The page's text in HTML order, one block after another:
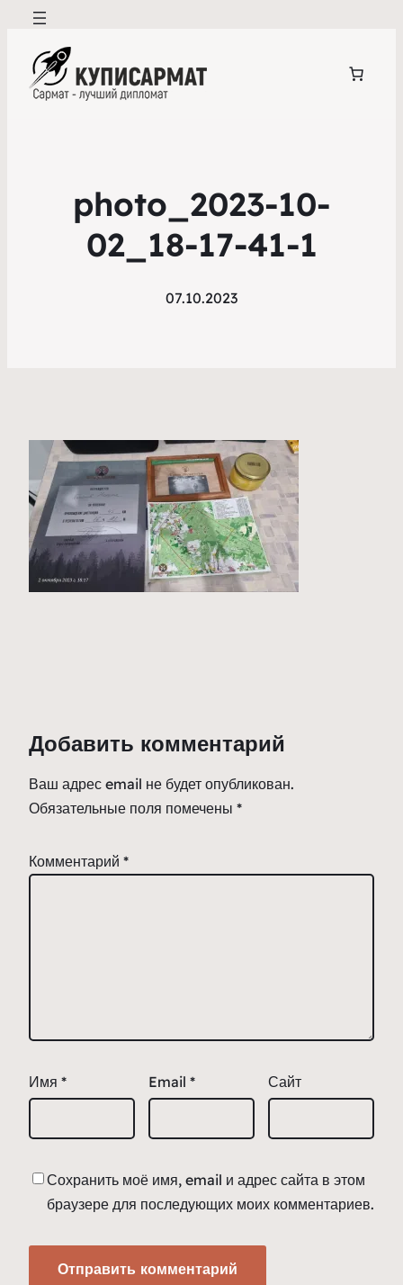
photo_2023-10-
02_18-17-41-1
07.10.2023
Добавить комментарий
Ваш адрес email не будет опубликован.
Обязательные поля помечены *
Комментарий *
Имя * Email * Сайт
Сохранить моё имя, email и адрес сайта в этом
браузере для последующих моих комментариев.